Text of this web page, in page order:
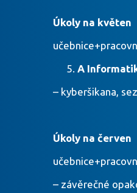
Úkoly na květen
A
– kyberšikana,
Úkoly na červen
– závěrečné